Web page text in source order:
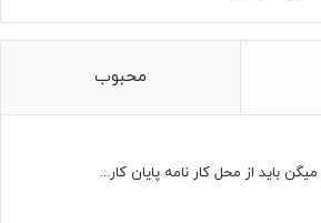
محبوب
باید از محل کار نامه پایان کار...